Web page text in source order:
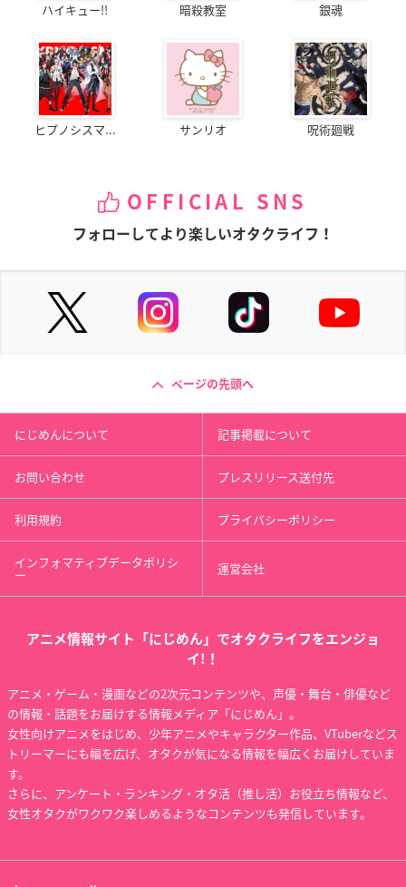
ハイキュー!! 暗殺教室 銀魂
ヒプノシスマ... サンリオ 呪術廻戦
OFFICIAL SNS
フォローしてより楽しいオタクライフ！
ページの先頭へ
にじめんについて 記事掲載について
お問い合わせ プレスリリース送付先
利用規約 プライバシーポリシー
インフォマティブデータポリシ
ー 運営会社
アニメ情報サイト「にじめん」でオタクライフをエンジョ
イ!！
アニメ・ゲーム・漫画などの2次元コンテンツや、声優・舞台・俳優など
の情報・話題をお届けする情報メディア「にじめん」。
女性向けアニメをはじめ、少年アニメやキャラクター作品、VTuberなどス
トリーマーにも幅を広げ、オタクが気になる情報を幅広くお届けしていま
す。
さらに、アンケート・ランキング・オタ活（推し活）お役立ち情報など、
女性オタクがワクワク楽しめるようなコンテンツも発信しています。